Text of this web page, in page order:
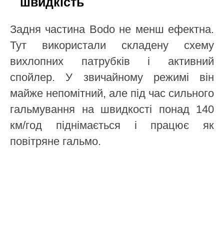
Задня частина Bodo не менш ефектна.
Тут використали складену схему
вихлопних патрубків і активний
спойлер. У звичайному режимі він
майже непомітний, але під час сильного
гальмування на швидкості понад 140
км/год піднімається і працює як
повітряне гальмо.